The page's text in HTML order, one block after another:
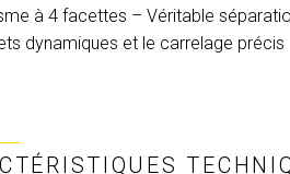
à 4 facettes – Véritable
dynamiques et le carrelage précis